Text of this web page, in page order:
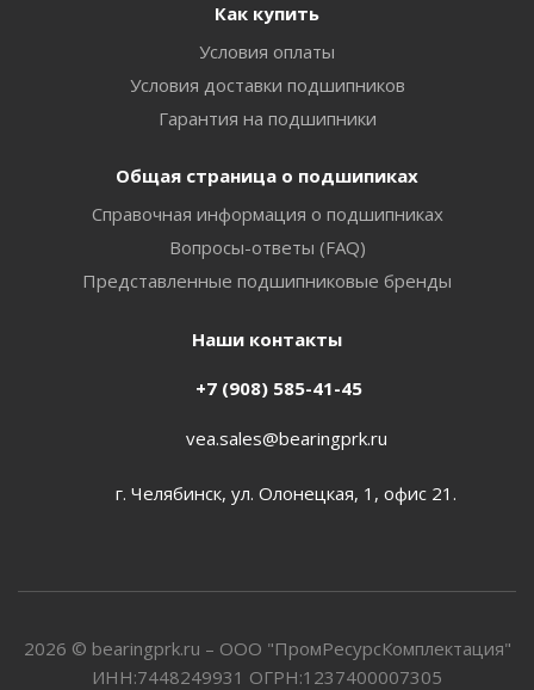
Как купить
Условия оплаты
Условия доставки подшипников
Гарантия на подшипники
Общая страница о подшипиках
Справочная информация о подшипниках
Вопросы-ответы (FAQ)
Представленные подшипниковые бренды
Наши контакты
+7 (908) 585-41-45
vea.sales@bearingprk.ru
г. Челябинск, ул. Олонецкая, 1, офис 21.
2026 © bearingprk.ru – ООО "ПромРесурсКомплектация"
ИНН:7448249931 ОГРН:1237400007305